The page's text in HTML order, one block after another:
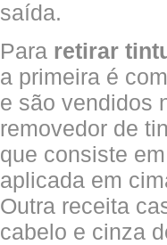
saída.
Para retirar
a primeira é
e são vendidos
removedor de
que consiste
aplicada em
Outra receita
cabelo e cinza